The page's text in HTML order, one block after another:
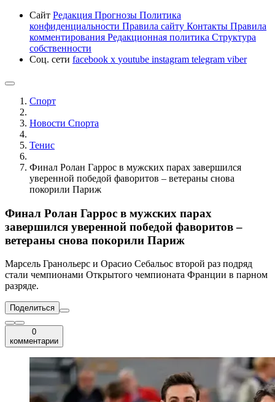
Сайт Редакция Прогнозы Политика
конфиденциальности Правила сайту Контакты Правила
комментирования Редакционная политика Структура
собственности
Соц. сети facebook x youtube instagram telegram viber
Спорт
Новости Cпорта
Тенис
Финал Ролан Гаррос в мужских парах завершился
уверенной победой фаворитов – ветераны снова
покорили Париж
Финал Ролан Гаррос в мужских парах
завершился уверенной победой фаворитов –
ветераны снова покорили Париж
Марсель Гранольерс и Орасио Себальос второй раз подряд
стали чемпионами Открытого чемпионата Франции в парном
разряде.
Поделиться
0
комментарии